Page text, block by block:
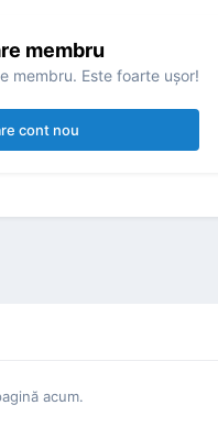
membru
membru. Este foarte uşor!
cont nou
acum.